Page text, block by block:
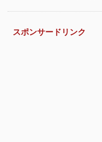
スポンサードリンク